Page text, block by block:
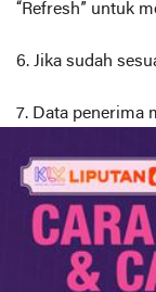
“Refresh” untuk
6. Jika sudah
7. Data penerima